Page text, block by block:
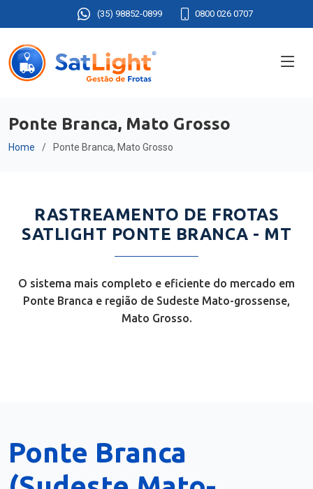
(35) 98852-0899 0800 026 0707
Ponte Branca, Mato Grosso
Home Ponte Branca, Mato Grosso
RASTREAMENTO DE FROTAS
SATLIGHT PONTE BRANCA - MT
O sistema mais completo e eficiente do mercado em
Ponte Branca e região de Sudeste Mato-grossense,
Mato Grosso.
Ponte Branca